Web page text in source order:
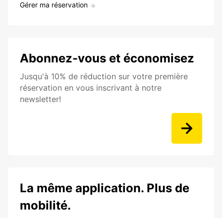
Gérer ma réservation
Abonnez-vous et économisez
Jusqu'à 10% de réduction sur votre première
réservation en vous inscrivant à notre
newsletter!
La même application. Plus de
mobilité.